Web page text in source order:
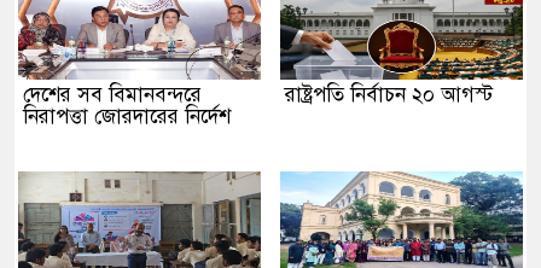
দেশের সব বিমানবন্দরে
নিরাপত্তা জোরদারের নির্দেশ
রাষ্ট্রপতি নির্বাচন ২০ আগস্ট